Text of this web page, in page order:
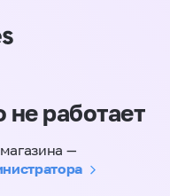
не работает
—